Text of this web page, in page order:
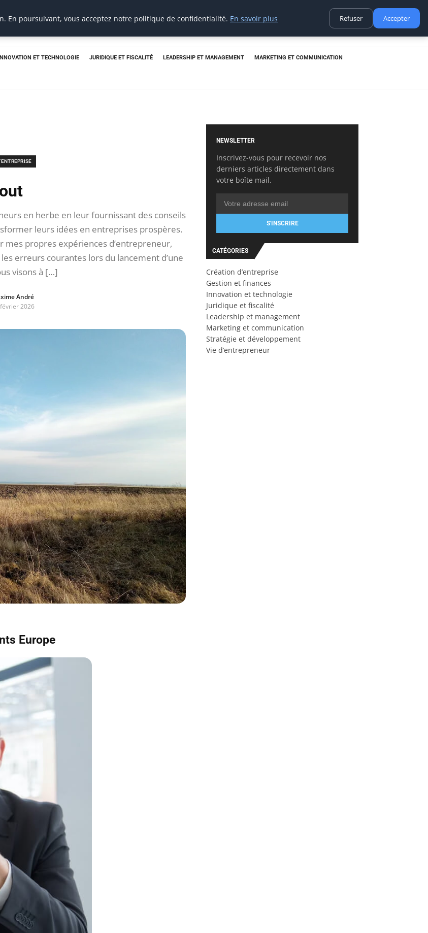
ET TECHNOLOGIE JURIDIQUE ET FISCALITÉ LEADERSHIP ET MANAGEMENT MARKETING ET COMMUNICATION
en herbe en leur fournissant des conseils
leurs idées en entreprises prospères.
mes propres expériences d’entrepreneur,
erreurs courantes lors du lancement d’une
visons à […]
André
2026
Europe
NEWSLETTER
Inscrivez-vous pour recevoir nos
derniers articles directement dans
votre boîte mail.
S'INSCRIRE
CATÉGORIES
Création d’entreprise
Gestion et finances
Innovation et technologie
Juridique et fiscalité
Leadership et management
Marketing et communication
Stratégie et développement
Vie d’entrepreneur
En poursuivant, vous acceptez notre politique de confidentialité. En savoir plus Refuser Accepter